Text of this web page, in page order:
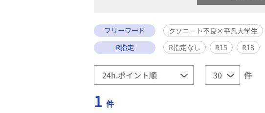
フリーワード
クソニート不良×平凡大学生
R指定
R指定なし R15 R18
件
1 件